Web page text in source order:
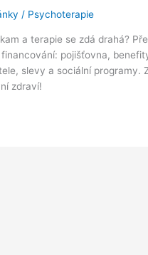
/ Psychoterapie
a terapie se zdá drahá?
pojišťovna,
slevy a sociální programy.
zdraví!